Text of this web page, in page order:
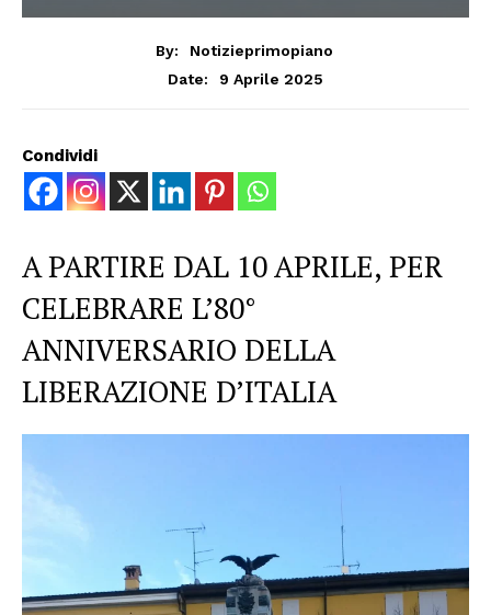
By:
Notizieprimopiano
Date:
9 Aprile 2025
Condividi
A PARTIRE DAL 10 APRILE, PER
CELEBRARE L’80°
ANNIVERSARIO DELLA
LIBERAZIONE D’ITALIA